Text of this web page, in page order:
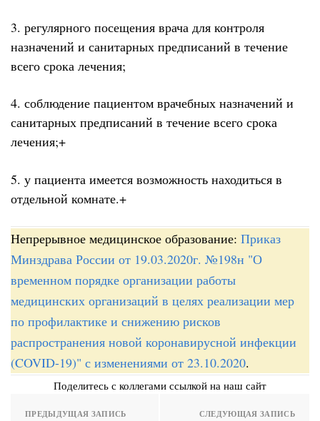
3. регулярного посещения врача для контроля
назначений и санитарных предписаний в течение
всего срока лечения;
4. соблюдение пациентом врачебных назначений и
санитарных предписаний в течение всего срока
лечения;+
5. у пациента имеется возможность находиться в
отдельной комнате.+
Непрерывное медицинское образование: Приказ
Минздрава России от 19.03.2020г. №198н "О
временном порядке организации работы
медицинских организаций в целях реализации мер
по профилактике и снижению рисков
распространения новой коронавирусной инфекции
(COVID-19)" с изменениями от 23.10.2020.
Поделитесь с коллегами ссылкой на наш сайт
ПРЕДЫДУЩАЯ ЗАПИСЬ СЛЕДУЮЩАЯ ЗАПИСЬ